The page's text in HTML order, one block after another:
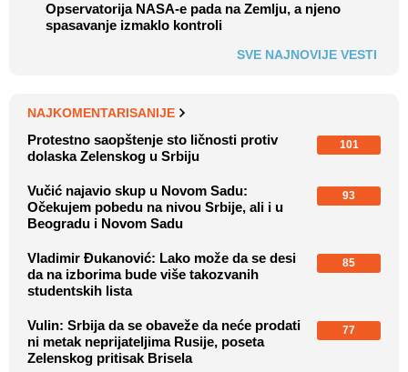
Opservatorija NASA-e pada na Zemlju, a njeno
spasavanje izmaklo kontroli
SVE NAJNOVIJE VESTI
NAJKOMENTARISANIJE
Protestno saopštenje sto ličnosti protiv
dolaska Zelenskog u Srbiju
101
Vučić najavio skup u Novom Sadu:
Očekujem pobedu na nivou Srbije, ali i u
Beogradu i Novom Sadu
93
Vladimir Đukanović: Lako može da se desi
da na izborima bude više takozvanih
studentskih lista
85
Vulin: Srbija da se obaveže da neće prodati
ni metak neprijateljima Rusije, poseta
Zelenskog pritisak Brisela
77